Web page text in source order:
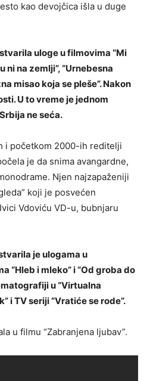
kao devojčica išla u duge
uloge u filmovima “Mi
ni na zemlji”, “Urnebesna
misao koja se pleše”. Nakon
U to vreme je jednom
ne seća.
i početkom 2000-ih reditelji
je da snima avangardne,
Njen najzapaženiji
koji je posvećen
Vdoviću VD-u, bubnjaru
je ulogama u
“Hleb i mleko” i “Od groba do
u “Virtualna
i TV seriji “Vratiće se rode”.
u filmu “Zabranjena ljubav”.